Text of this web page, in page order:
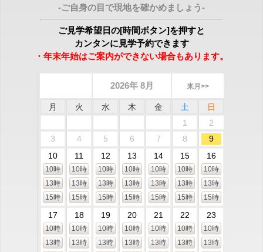
-ご自身の目で現地を確かめましょう-
ご見学希望日の[時間ボタン]を押すと
カンタンに見学予約できます
・年末年始はご案内ができない場合もあります。
2026年 8月 来月>>
月 火 水 木 金 土
日
1
2
3
4 5 6 7 8
9
10
10時
13時
15時
11
10時
13時
15時
12
10時
13時
15時
13
10時
13時
15時
14
10時
13時
15時
15
10時
13時
15時
16
10時
13時
15時
17
10時
13時
18
10時
13時
19
10時
13時
20
10時
13時
21
10時
13時
22
10時
13時
23
10時
13時